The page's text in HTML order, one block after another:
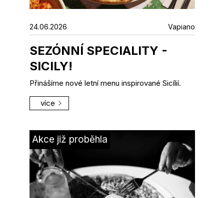
24.06.2026 Vapiano
SEZÓNNÍ SPECIALITY -
SICILY!
Přinášíme nové letní menu inspirované Sicílií.
více
Akce již proběhla